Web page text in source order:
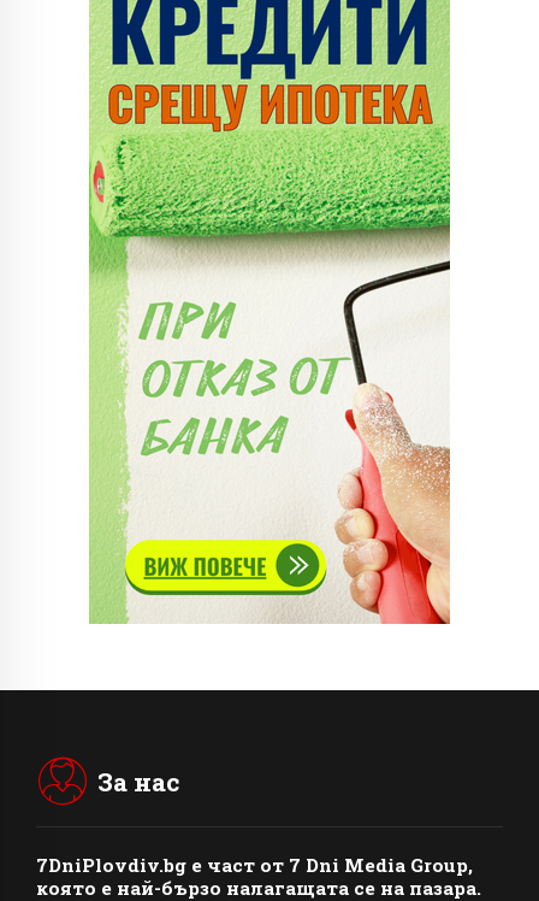
За нас
7DniPlovdiv.bg e част от 7 Dni Media Group,
която е най-бързо налагащата се на пазара.